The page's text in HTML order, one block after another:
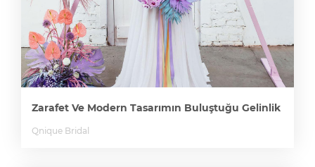
Zarafet Ve Modern Tasarımın Buluştuğu Gelinlik
Qnique Bridal